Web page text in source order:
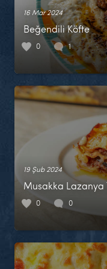
16 Mar 2024
Beğendili Köfte
0 1
19 Şub 2024
Musakka Lazanya
0 0